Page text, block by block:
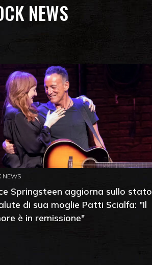
NEWS
NEWS
Springsteen aggiorna sullo stato
di sua moglie Patti Scialfa: "Il
è in remissione"